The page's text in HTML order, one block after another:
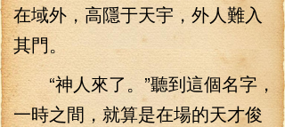
在域外，高隱于天宇，外人難入
其門。
“神人來了。”聽到這個名字，
一時之間，就算是在場的天才俊